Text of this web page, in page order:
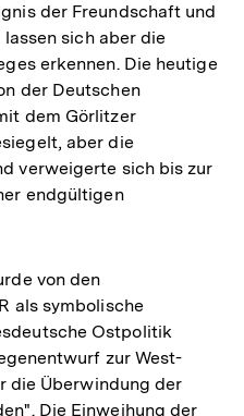
der Freundschaft und
sich aber die
erkennen. Die heutige
der Deutschen
dem Görlitzer
aber die
verweigerte sich bis zur
endgültigen
von den
als symbolische
Ostpolitik
zur West-
die Überwindung der
Die Einweihung der